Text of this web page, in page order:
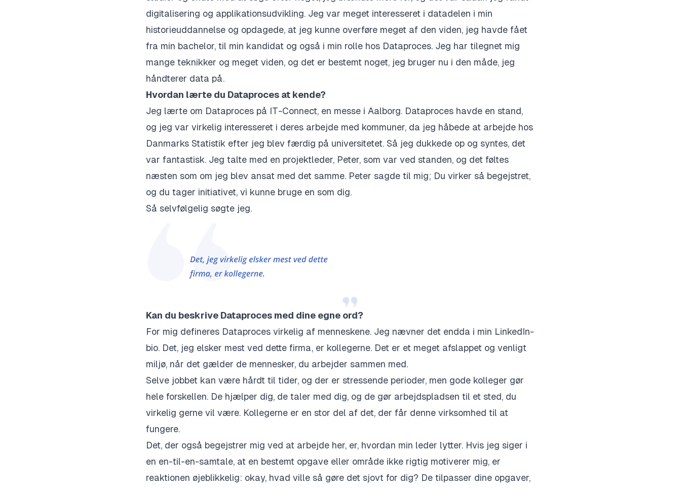
digitalisering og applikationsudvikling. Jeg var meget interesseret i datadelen i min
historieuddannelse og opdagede, at jeg kunne overføre meget af den viden, jeg havde fået
fra min bachelor, til min kandidat og også i min rolle hos Dataproces. Jeg har tilegnet mig
mange teknikker og meget viden, og det er bestemt noget, jeg bruger nu i den måde, jeg
håndterer data på.
Hvordan lærte du Dataproces at kende?
Jeg lærte om Dataproces på IT-Connect, en messe i Aalborg. Dataproces havde en stand,
og jeg var virkelig interesseret i deres arbejde med kommuner, da jeg håbede at arbejde hos
Danmarks Statistik efter jeg blev færdig på universitetet. Så jeg dukkede op og syntes, det
var fantastisk. Jeg talte med en projektleder, Peter, som var ved standen, og det føltes
næsten som om jeg blev ansat med det samme. Peter sagde til mig; Du virker så begejstret,
og du tager initiativet, vi kunne bruge en som dig.
Så selvfølgelig søgte jeg.
Kan du beskrive Dataproces med dine egne ord?
For mig defineres Dataproces virkelig af menneskene. Jeg nævner det endda i min LinkedIn-
bio. Det, jeg elsker mest ved dette firma, er kollegerne. Det er et meget afslappet og venligt
miljø, når det gælder de mennesker, du arbejder sammen med.
Selve jobbet kan være hårdt til tider, og der er stressende perioder, men gode kolleger gør
hele forskellen. De hjælper dig, de taler med dig, og de gør arbejdspladsen til et sted, du
virkelig gerne vil være. Kollegerne er en stor del af det, der får denne virksomhed til at
fungere.
Det, der også begejstrer mig ved at arbejde her, er, hvordan min leder lytter. Hvis jeg siger i
en en-til-en-samtale, at en bestemt opgave eller område ikke rigtig motiverer mig, er
reaktionen øjeblikkelig: okay, hvad ville så gøre det sjovt for dig? De tilpasser dine opgaver,